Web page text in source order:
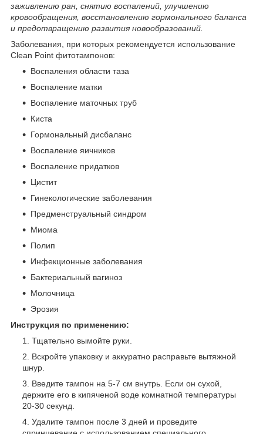
заживлению ран, снятию воспалений, улучшению
кровообращения, восстановлению гормонального баланса
и предотвращению развития новообразований.
Заболевания, при которых рекомендуется использование
Clean Point фитотампонов:
Воспаления области таза
Воспаление матки
Воспаление маточных труб
Киста
Гормональный дисбаланс
Воспаление яичников
Воспаление придатков
Цистит
Гинекологические заболевания
Предменструальный синдром
Миома
Полип
Инфекционные заболевания
Бактериальный вагиноз
Молочница
Эрозия
Инструкция по применению:
Тщательно вымойте руки.
Вскройте упаковку и аккуратно расправьте вытяжной
шнур.
Введите тампон на 5-7 см внутрь. Если он сухой,
держите его в кипяченой воде комнатной температуры
20-30 секунд.
Удалите тампон после 3 дней и проведите